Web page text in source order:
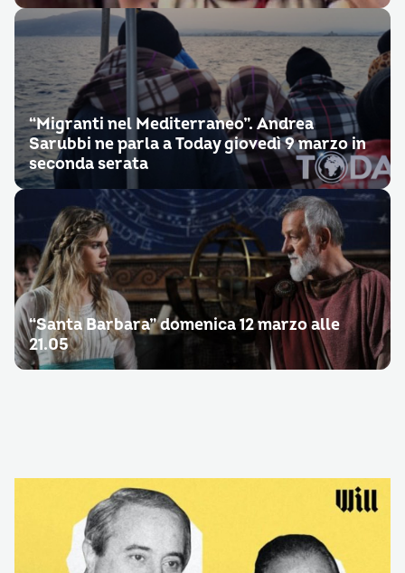
“Migranti nel Mediterraneo”. Andrea
Sarubbi ne parla a Today giovedì 9 marzo in
seconda serata
“Santa Barbara” domenica 12 marzo alle
21.05